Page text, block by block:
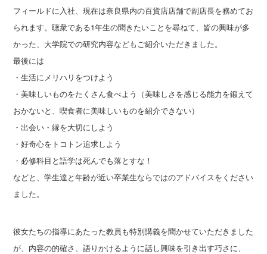
フィールドに入社、現在は奈良県内の百貨店店舗で副店長を務めてお
られます。聴衆である1年生の聞きたいことを尋ねて、皆の興味が多
かった、大学院での研究内容などもご紹介いただきました。
最後には
・生活にメリハリをつけよう
・美味しいものをたくさん食べよう（美味しさを感じる能力を鍛えて
おかないと、喫食者に美味しいものを紹介できない）
・出会い・縁を大切にしよう
・好奇心をトコトン追求しよう
・必修科目と語学は死んでも落とすな！
などと、学生達と年齢が近い卒業生ならではのアドバイスをください
ました。
彼女たちの指導にあたった教員も特別講義を聞かせていただきました
が、内容の的確さ、語りかけるように話し興味を引き出す巧さに、